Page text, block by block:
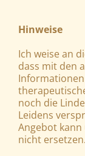
Hinweise
Ich weise an
dass mit den
noch die
Leidens
Angebot
nicht ersetzen.